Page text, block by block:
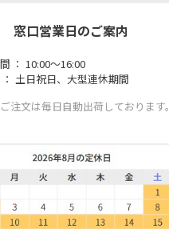
窓口営業日のご案内
： 10:00～16:00
土日祝日、大型連休期間
注文は毎日自動出荷しております。